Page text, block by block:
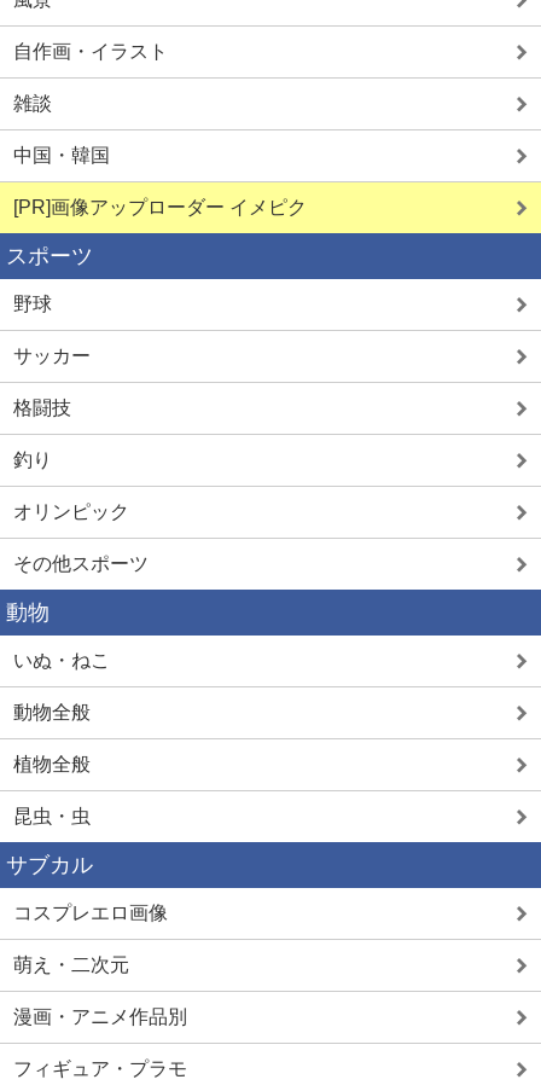
自作画・イラスト
雑談
中国・韓国
[PR]画像アップローダー イメピク
スポーツ
野球
サッカー
格闘技
釣り
オリンピック
その他スポーツ
動物
いぬ・ねこ
動物全般
植物全般
昆虫・虫
サブカル
コスプレエロ画像
萌え・二次元
漫画・アニメ作品別
フィギュア・プラモ